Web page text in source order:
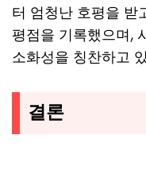
터 엄청난 호평을 받
평점을 기록했으며,
소화성을 칭찬하고
결론